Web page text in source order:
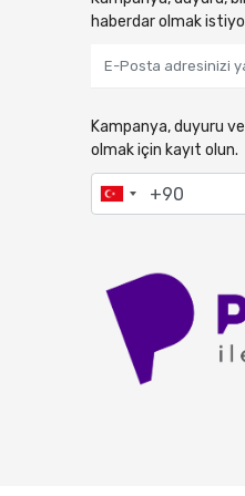
haberdar olmak
Kampanya, duyuru
olmak için kayıt olun.